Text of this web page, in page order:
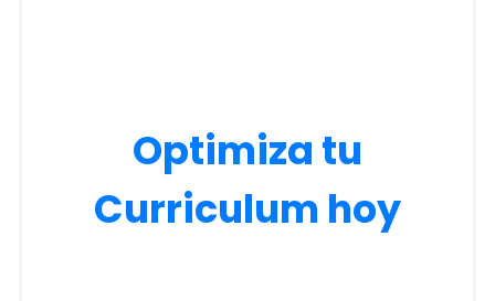
Optimiza tu
Curriculum hoy